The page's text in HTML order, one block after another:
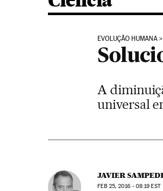
EVOLUÇÃO HUMANA
A
universal
JAVIER
FEB25, 2016 - 08:19 EST